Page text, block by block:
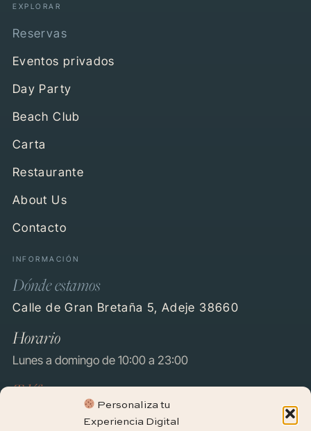
Personaliza tu
Experiencia Digital
EXPLORAR
Reservas
Eventos privados
Day Party
Beach Club
Carta
Restaurante
About Us
Contacto
INFORMACIÓN
Dónde estamos
Calle de Gran Bretaña 5, Adeje 38660
Horario
Lunes a domingo de 10:00 a 23:00
Teléfono
682 694 108